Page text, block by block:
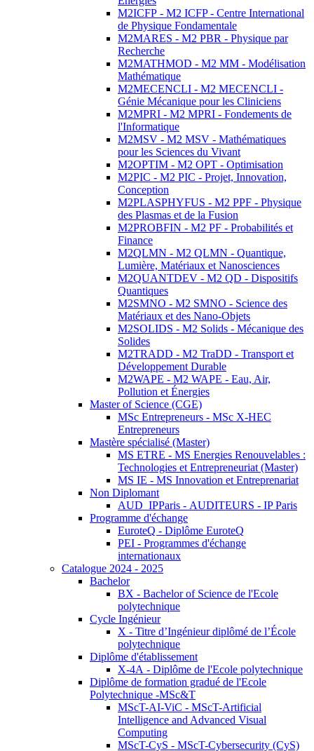
M2ICFP - M2 ICFP - Centre International
de Physique Fondamentale
M2MARES - M2 PBR - Physique par
Recherche
M2MATHMOD - M2 MM - Modélisation
Mathématique
M2MECENCLI - M2 MECENCLI -
Génie Mécanique pour les Cliniciens
M2MPRI - M2 MPRI - Fondements de
l'Informatique
M2MSV - M2 MSV - Mathématiques
pour les Sciences du Vivant
M2OPTIM - M2 OPT - Optimisation
M2PIC - M2 PIC - Projet, Innovation,
Conception
M2PLASPHYFUS - M2 PPF - Physique
des Plasmas et de la Fusion
M2PROBFIN - M2 PF - Probabilités et
Finance
M2QLMN - M2 QLMN - Quantique,
Lumière, Matériaux et Nanosciences
M2QUANTDEV - M2 QD - Dispositifs
Quantiques
M2SMNO - M2 SMNO - Science des
Matériaux et des Nano-Objets
M2SOLIDS - M2 Solids - Mécanique des
Solides
M2TRADD - M2 TraDD - Transport et
Développement Durable
M2WAPE - M2 WAPE - Eau, Air,
Pollution et Énergies
Master of Science (CGE)
MSc Entrepreneurs - MSc X-HEC
Entrepreneurs
Mastère spécialisé (Master)
MS ETRE - MS Energies Renouvelables :
Technologies et Entrepreneuriat (Master)
MS IE - MS Innovation et Entreprenariat
Non Diplomant
AUD_IPParis - AUDITEURS - IP Paris
Programme d'échange
EuroteQ - Diplôme EuroteQ
PEI - Programmes d'échange
internationaux
Catalogue 2024 - 2025
Bachelor
BX - Bachelor of Science de l'Ecole
polytechnique
Cycle Ingénieur
X - Titre d’Ingénieur diplômé de l’École
polytechnique
Diplôme d'établissement
X-4A - Diplôme de l'Ecole polytechnique
Diplôme de formation gradué de l'Ecole
Polytechnique -MSc&T
MScT-AI-ViC - MScT-Artificial
Intelligence and Advanced Visual
Computing
MScT-CyS - MScT-Cybersecurity (CyS)